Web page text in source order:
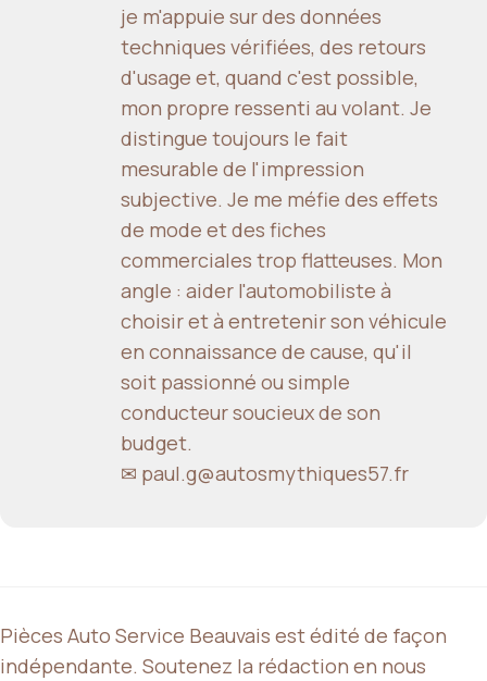
je m'appuie sur des données
techniques vérifiées, des retours
d'usage et, quand c'est possible,
mon propre ressenti au volant. Je
distingue toujours le fait
mesurable de l'impression
subjective. Je me méfie des effets
de mode et des fiches
commerciales trop flatteuses. Mon
angle : aider l'automobiliste à
choisir et à entretenir son véhicule
en connaissance de cause, qu'il
soit passionné ou simple
conducteur soucieux de son
budget.
✉ paul.g@autosmythiques57.fr
Pièces Auto Service Beauvais est édité de façon
indépendante. Soutenez la rédaction en nous